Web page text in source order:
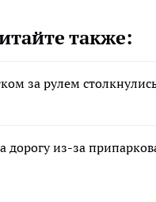
также:
за рулем
из-за